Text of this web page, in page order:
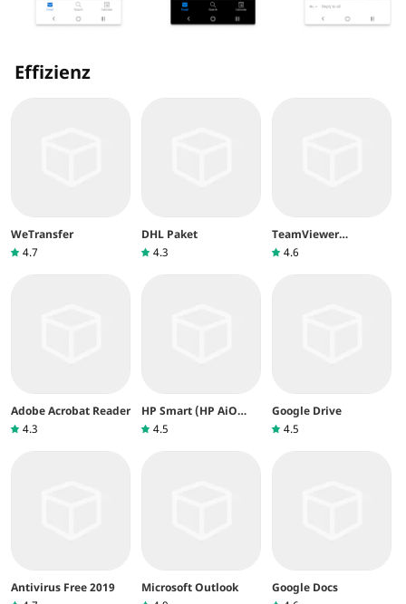
Effizienz
WeTransfer
4.7
DHL Paket
4.3
TeamViewer
QuickSupport
4.6
Adobe Acrobat Reader
4.3
HP Smart (HP AiO
Remote)
4.5
Google Drive
4.5
Antivirus Free 2019
Microsoft Outlook
Google Docs